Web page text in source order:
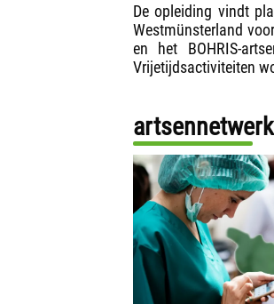
De opleiding vindt
Westmünsterland
en het BOHRIS-
Vrijetijdsactiviteiten